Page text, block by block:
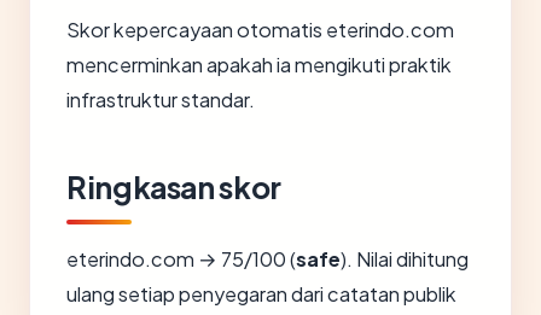
Skor kepercayaan otomatis eterindo.com
mencerminkan apakah ia mengikuti praktik
infrastruktur standar.
Ringkasan skor
eterindo.com → 75/100 (safe). Nilai dihitung
ulang setiap penyegaran dari catatan publik